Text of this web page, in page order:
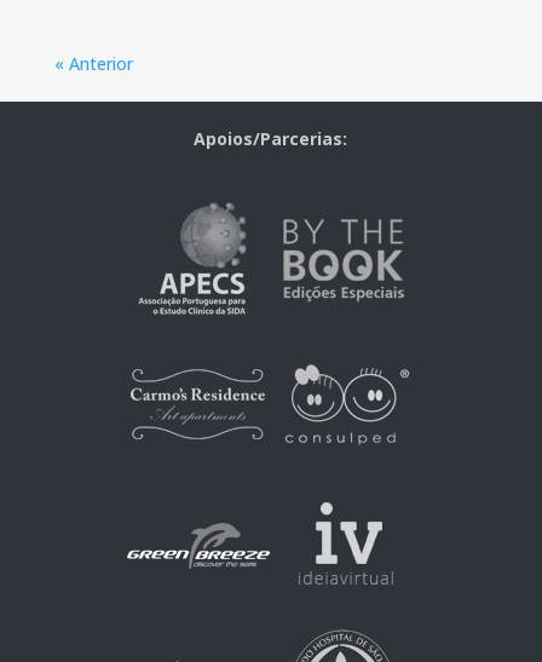
« Anterior
Apoios/Parcerias: